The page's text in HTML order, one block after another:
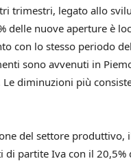
trimestri, legato allo
delle nuove aperture è
con lo stesso periodo
sono avvenuti in
diminuzioni più
del settore
partite Iva con il